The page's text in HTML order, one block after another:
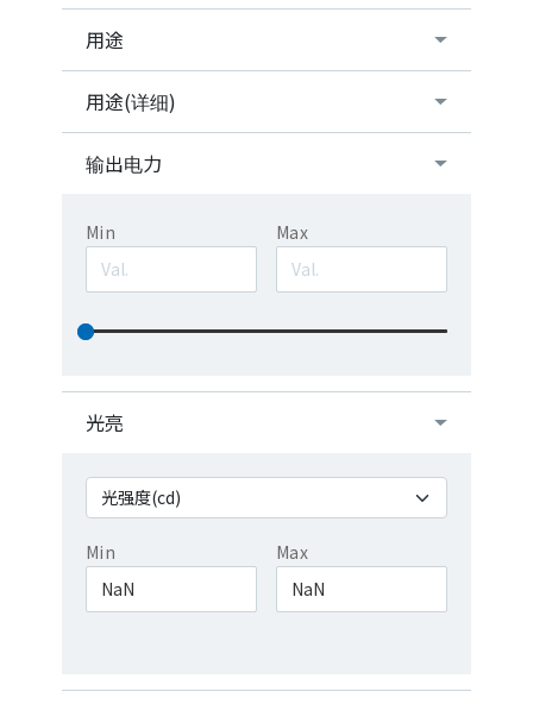
用途
用途(详细)
输出电力
Min Max
光亮
Min Max